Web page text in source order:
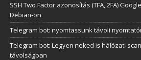
SSH Two Factor azonosítás (TFA, 2FA)
Debian-on
Telegram bot: nyomtassunk távoli
Telegram bot: Legyen neked is hálózati
távolságban